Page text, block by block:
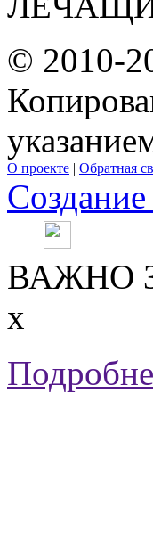
© 2010-
О проекте | Обратная
ВАЖНО
х